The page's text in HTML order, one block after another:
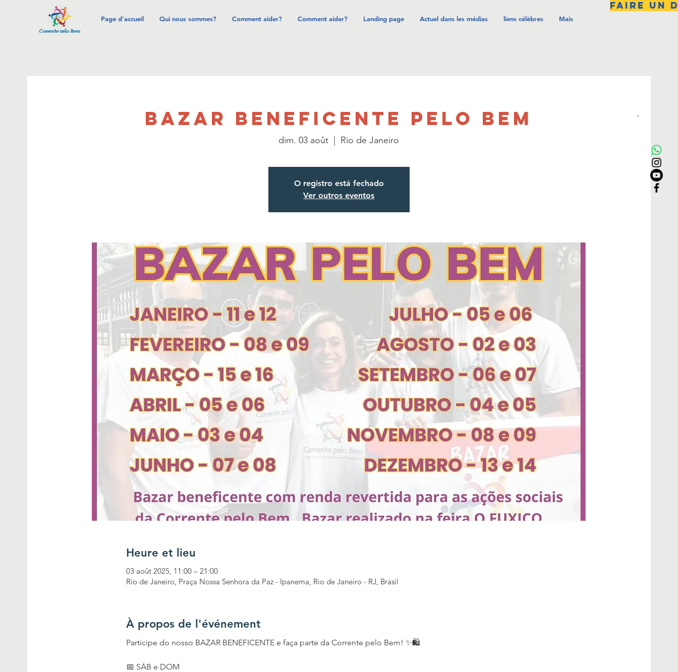
FAIRE UN
Page d'accueil Qui nous sommes? Comment aider? Comment aider? Landing page Actuel dans les médias liens célèbres Mais
BAZAR BENEFICENTE PELO BEM
dim. 03 août Rio de Janeiro
O registro está fechado
Ver outros eventos
Heure et lieu
03 août 2025, 11:00 – 21:00
Rio de Janeiro, Praça Nossa Senhora da Paz - Ipanema, Rio de Janeiro - RJ, Brasil
À propos de l'événement
Participe do nosso BAZAR BENEFICENTE e faça parte da Corrente pelo Bem! ✨🛍️
📅 SÁB e DOM